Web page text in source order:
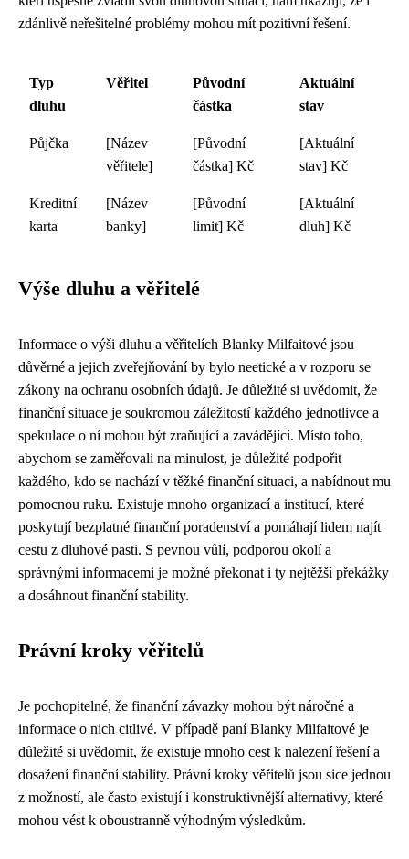
zdánlivě neřešitelné problémy mohou mít pozitivní řešení.
Typ
dluhu
Věřitel
Původní
částka
Aktuální
stav
Půjčka
[Název
věřitele]
[Původní
částka] Kč
[Aktuální
stav] Kč
Kreditní
karta
[Název
banky]
[Původní
limit] Kč
[Aktuální
dluh] Kč
Výše dluhu a věřitelé
Informace o výši dluhu a věřitelích Blanky Milfaitové jsou
důvěrné a jejich zveřejňování by bylo neetické a v rozporu se
zákony na ochranu osobních údajů. Je důležité si uvědomit, že
finanční situace je soukromou záležitostí každého jednotlivce a
spekulace o ní mohou být zraňující a zavádějící. Místo toho,
abychom se zaměřovali na minulost, je důležité podpořit
každého, kdo se nachází v těžké finanční situaci, a nabídnout mu
pomocnou ruku. Existuje mnoho organizací a institucí, které
poskytují bezplatné finanční poradenství a pomáhají lidem najít
cestu z dluhové pasti. S pevnou vůlí, podporou okolí a
správnými informacemi je možné překonat i ty nejtěžší překážky
a dosáhnout finanční stability.
Právní kroky věřitelů
Je pochopitelné, že finanční závazky mohou být náročné a
informace o nich citlivé. V případě paní Blanky Milfaitové je
důležité si uvědomit, že existuje mnoho cest k nalezení řešení a
dosažení finanční stability. Právní kroky věřitelů jsou sice jednou
z možností, ale často existují i ​​​​​​​konstruktivnější alternativy, které
mohou vést k ​​​​​​​oboustranně výhodným výsledkům.